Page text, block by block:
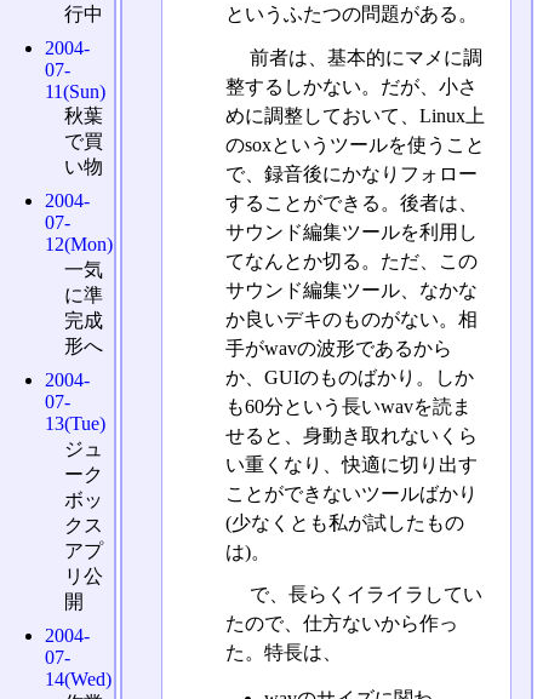
というふたつの問題がある。
前者は、基本的にマメに調
整するしかない。だが、小さ
めに調整しておいて、Linux上
のsoxというツールを使うこと
で、録音後にかなりフォロー
することができる。後者は、
サウンド編集ツールを利用し
てなんとか切る。ただ、この
サウンド編集ツール、なかな
か良いデキのものがない。相
手がwavの波形であるから
か、GUIのものばかり。しか
も60分という長いwavを読ま
せると、身動き取れないくら
い重くなり、快適に切り出す
ことができないツールばかり
(少なくとも私が試したもの
は)。
で、長らくイライラしてい
たので、仕方ないから作っ
た。特長は、
行中
2004-
07-
11(Sun)
秋葉
で買
い物
2004-
07-
12(Mon)
一気
に準
完成
形へ
2004-
07-
13(Tue)
ジュ
ーク
ボッ
クス
アプ
リ公
開
2004-
07-
14(Wed)